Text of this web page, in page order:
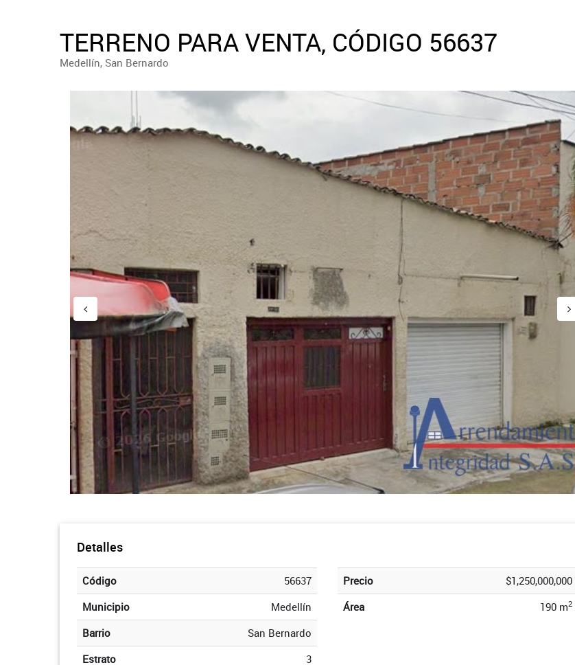
TERRENO PARA VENTA, CÓDIGO 56637
Medellín, San Bernardo
Detalles
Código
56637
Municipio
Medellín
Barrio
San Bernardo
Estrato
3
Precio
$1,250,000,000
Área
190 m2